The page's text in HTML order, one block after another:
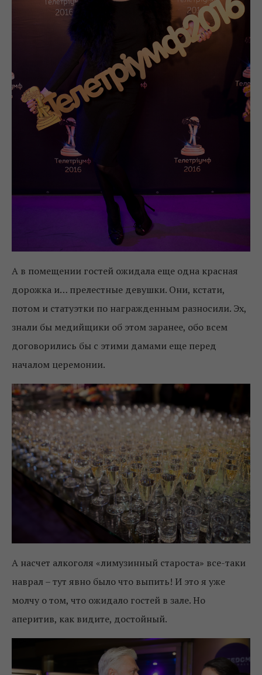
А в помещении гостей ожидала еще одна красная
дорожка и… прелестные девушки. Они, кстати,
потом и статуэтки по награжденным разносили. Эх,
знали бы медийщики об этом заранее, обо всем
договорились бы с этими дамами еще перед
началом церемонии.
А насчет алкоголя «лимузинный староста» все-таки
наврал – тут явно было что выпить! И это я уже
молчу о том, что ожидало гостей в зале. Но
аперитив, как видите, достойный.